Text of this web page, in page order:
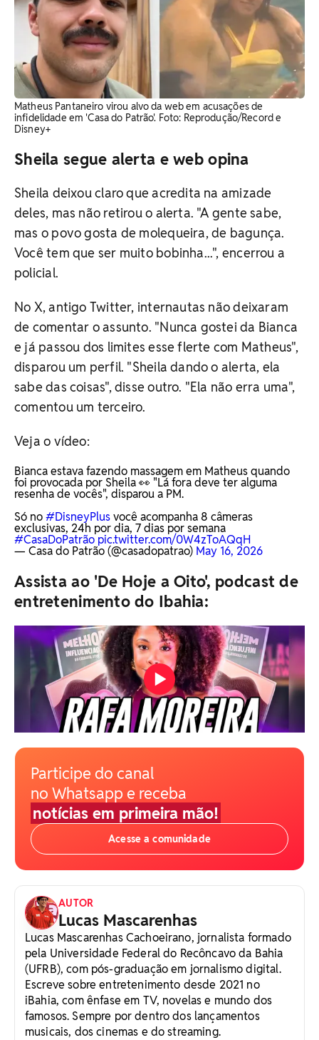
Matheus Pantaneiro virou alvo da web em acusações de
infidelidade em 'Casa do Patrão'. Foto: Reprodução/Record e
Disney+
Sheila segue alerta e web opina
Sheila deixou claro que acredita na amizade
deles, mas não retirou o alerta. "A gente sabe,
mas o povo gosta de molequeira, de bagunça.
Você tem que ser muito bobinha...", encerrou a
policial.
No X, antigo Twitter, internautas não deixaram
de comentar o assunto. "Nunca gostei da Bianca
e já passou dos limites esse flerte com Matheus",
disparou um perfil. "Sheila dando o alerta, ela
sabe das coisas", disse outro. "Ela não erra uma",
comentou um terceiro.
Veja o vídeo:
Bianca estava fazendo massagem em Matheus quando
foi provocada por Sheila 👀 "Lá fora deve ter alguma
resenha de vocês", disparou a PM.
Só no#DisneyPlusvocê acompanha 8 câmeras
exclusivas, 24h por dia, 7 dias por semana
#CasaDoPatrão pic.twitter.com/0W4zToAQqH
— Casa do Patrão (@casadopatrao) May 16, 2026
Assista ao 'De Hoje a Oito', podcast de
entretenimento do Ibahia:
Participe do canal
no Whatsapp e receba
notícias em primeira mão!
Acesse a comunidade
AUTOR
Lucas Mascarenhas
Lucas Mascarenhas Cachoeirano, jornalista formado
pela Universidade Federal do Recôncavo da Bahia
(UFRB), com pós-graduação em jornalismo digital.
Escreve sobre entretenimento desde 2021 no
iBahia, com ênfase em TV, novelas e mundo dos
famosos. Sempre por dentro dos lançamentos
musicais, dos cinemas e do streaming.